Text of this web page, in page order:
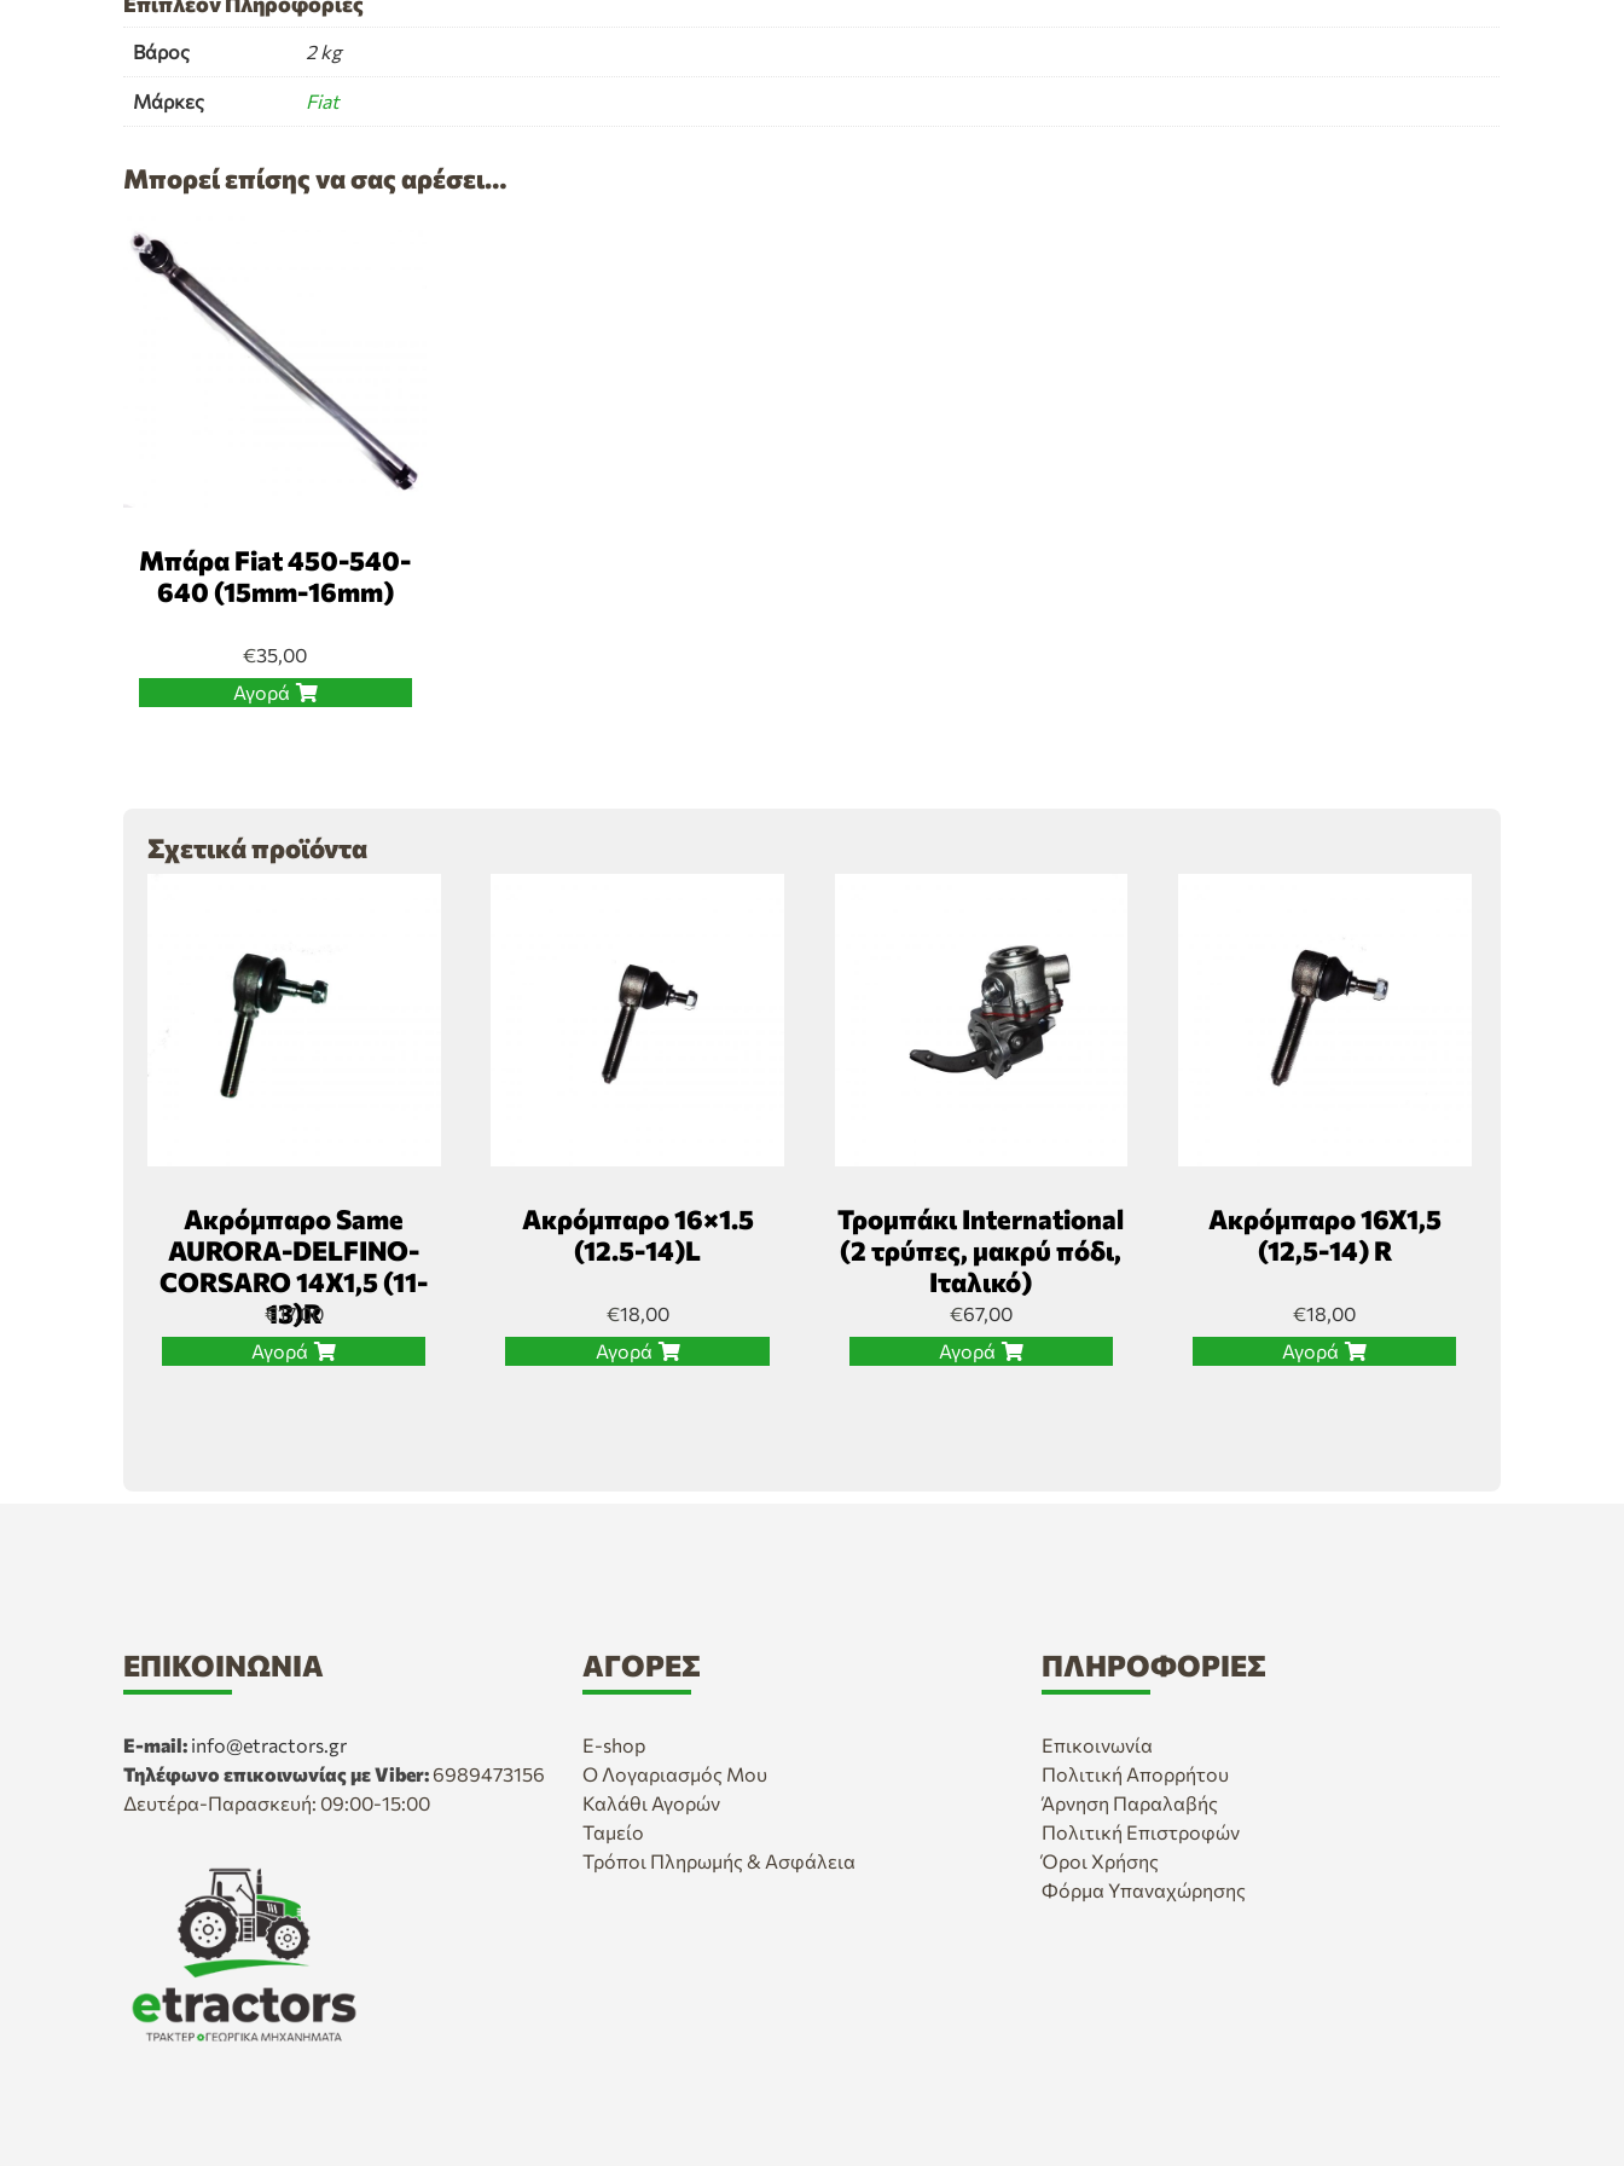
Βάρος 2 kg
Μάρκες Fiat
Μπορεί επίσης να σας αρέσει…
Μπάρα Fiat 450-540-
640 (15mm-16mm)
€35,00
Αγορά
Σχετικά προϊόντα
Ακρόμπαρο Same
AURORA-DELFINO-
CORSARO 14Χ1,5 (11-
13)R
€17,00
Αγορά
Ακρόμπαρο 16×1.5
(12.5-14)L
€18,00
Αγορά
Τρομπάκι International
(2 τρύπες, μακρύ πόδι,
Ιταλικό)
€67,00
Αγορά
Ακρόμπαρο 16Χ1,5
(12,5-14) R
€18,00
Αγορά
ΕΠΙΚΟΙΝΩΝΊΑ
E-mail: info@etractors.gr
Τηλέφωνο επικοινωνίας με Viber: 6989473156
Δευτέρα-Παρασκευή: 09:00-15:00
ΑΓΟΡΈΣ
E-shop
Ο Λογαριασμός Μου
Καλάθι Αγορών
Ταμείο
Τρόποι Πληρωμής & Ασφάλεια
ΠΛΗΡΟΦΟΡΊΕΣ
Επικοινωνία
Πολιτική Απορρήτου
Άρνηση Παραλαβής
Πολιτική Επιστροφών
Όροι Χρήσης
Φόρμα Υπαναχώρησης